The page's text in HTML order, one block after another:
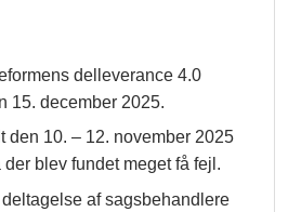
delleverance 4.0
15. december 2025.
den 10. – 12. november 2025
blev fundet meget få fejl.
af sagsbehandlere